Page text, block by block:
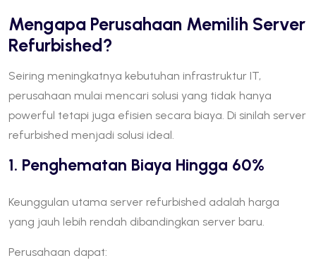
Mengapa Perusahaan Memilih Server
Refurbished?
Seiring meningkatnya kebutuhan infrastruktur IT,
perusahaan mulai mencari solusi yang tidak hanya
powerful tetapi juga efisien secara biaya. Di sinilah server
refurbished menjadi solusi ideal.
1. Penghematan Biaya Hingga 60%
Keunggulan utama server refurbished adalah harga
yang jauh lebih rendah dibandingkan server baru.
Perusahaan dapat: